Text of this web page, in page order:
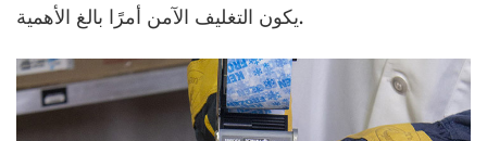
يكون التغليف الآمن أمرًا بالغ الأهمية.